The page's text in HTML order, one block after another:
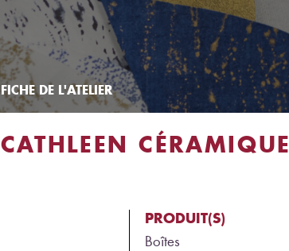
FICHE DE L'ATELIER
CATHLEEN CÉRAMIQUE
PRODUIT(S)
Boîtes